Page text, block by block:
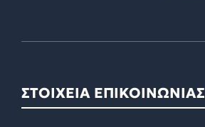
ΣΤΟΙΧΕΙΑ ΕΠΙΚΟΙΝΩΝΙΑΣ